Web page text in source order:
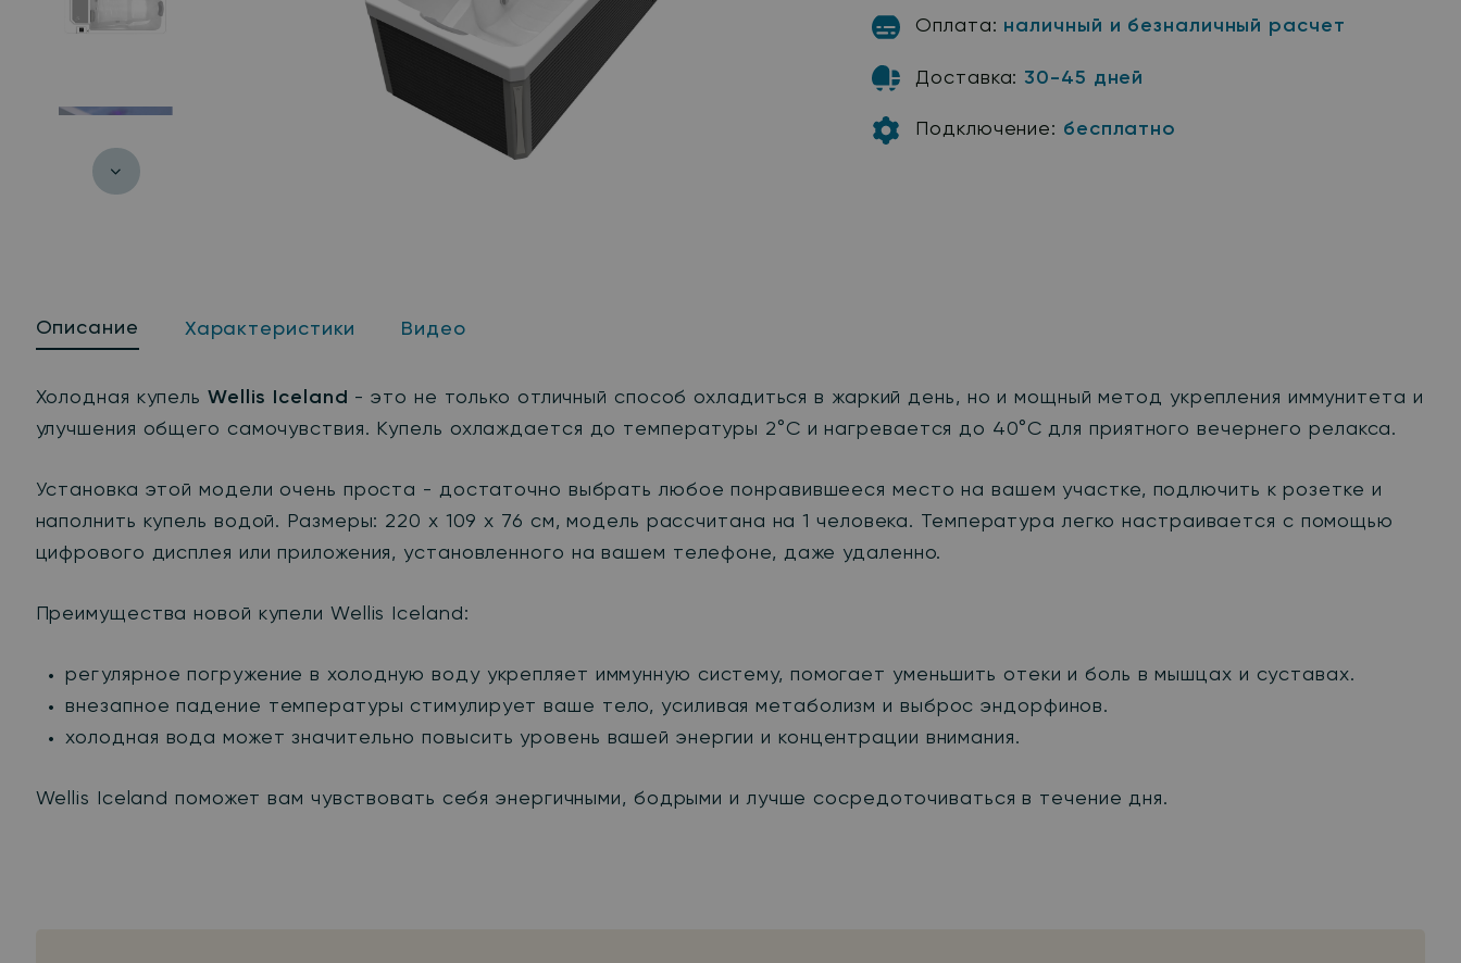
Оплата: наличный и безналичный расчет
Доставка: 30-45 дней
Подключение: бесплатно
Описание Характеристики Видео
Холодная купель Wellis Iceland - это не только отличный способ охладиться в жаркий день, но и мощный метод укрепления иммунитета и
улучшения общего самочувствия. Купель охлаждается до температуры 2°C и нагревается до 40°C для приятного вечернего релакса.
Установка этой модели очень проста - достаточно выбрать любое понравившееся место на вашем участке, подлючить к розетке и
наполнить купель водой. Размеры: 220 x 109 x 76 см, модель рассчитана на 1 человека. Температура легко настраивается с помощью
цифрового дисплея или приложения, установленного на вашем телефоне, даже удаленно.
Преимущества новой купели Wellis Iceland:
регулярное погружение в холодную воду укрепляет иммунную систему, помогает уменьшить отеки и боль в мышцах и суставах.
внезапное падение температуры стимулирует ваше тело, усиливая метаболизм и выброс эндорфинов.
холодная вода может значительно повысить уровень вашей энергии и концентрации внимания.
Wellis Iceland поможет вам чувствовать себя энергичными, бодрыми и лучше сосредоточиваться в течение дня.